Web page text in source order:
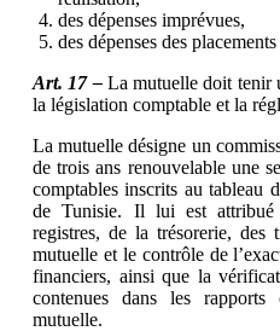
des dépenses imprévues,
des dépenses des
Art. 17 – La mutuelle doit tenir
la législation comptable et la
La mutuelle désigne un
de trois ans renouvelable une
comptables inscrits au tableau
de Tunisie. Il lui est
registres, de la trésorerie,
mutuelle et le contrôle de
financiers, ainsi que la
contenues dans les
mutuelle.